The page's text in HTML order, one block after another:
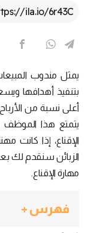
يمثل مندوب
بتنفيذ أهدافها
أعلى نسبة من
يتمتع هذا الموظف
الإقناع، إذا كانت
الزبائن سنقدم لك
مهارة الإقناع.
فهرس +